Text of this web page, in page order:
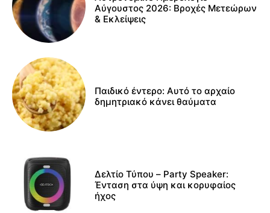
Αύγουστος 2026: Βροχές Μετεώρων
& Εκλείψεις
Παιδικό έντερο: Αυτό το αρχαίο
δημητριακό κάνει θαύματα
Δελτίο Τύπου – Party Speaker:
Ένταση στα ύψη και κορυφαίος
ήχος